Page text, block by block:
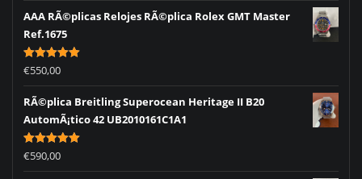
AAA RÃ©plicas Relojes RÃ©plica Rolex GMT Master
Ref.1675
Rated5.00
out of 5
€550,00
RÃ©plica Breitling Superocean Heritage II B20
AutomÃ¡tico 42 UB2010161C1A1
Rated5.00
out of 5
€590,00